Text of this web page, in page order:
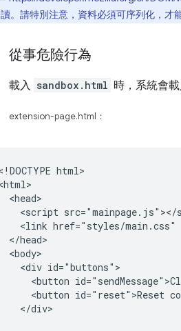
。請特別注意，資料必須可序列化，才
從事危險行為
載入 sandbox.html 時，系統會
extension-page.html：
html>
<head>
<script src="mainpage.js"></
<link href="styles/main.css"
</head>
<body>
<div id="buttons">
<button
<button id="reset">Reset
</div>